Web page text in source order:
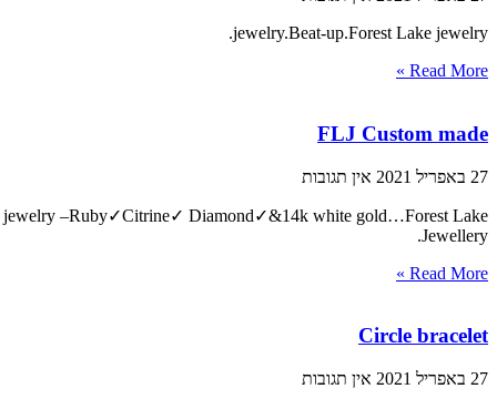
jewelry.Beat-up.Forest Lake jewelry.
Read More »
FLJ Custom made
27 באפריל 2021 אין תגובות
jewelry –Ruby✓Citrine✓ Diamond✓&14k white gold…Forest Lake
Jewellery.
Read More »
Circle bracelet
27 באפריל 2021
אין תגובות